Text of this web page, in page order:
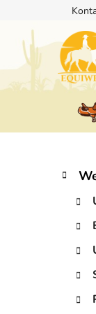
obsah
PPřeskočit
K
a